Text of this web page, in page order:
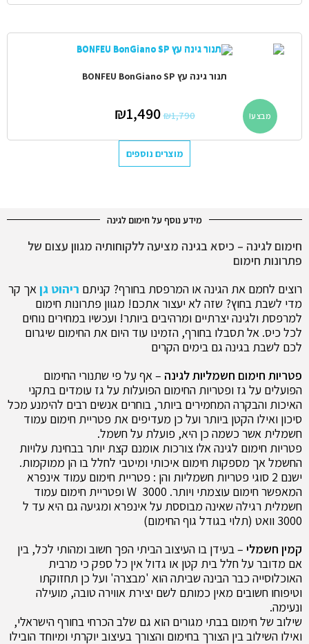
מבצע!
תנור גינה עץ BONFEU BonGiano SP
₪1,790
₪1,490
מוצרים נוספים
מידע נוסף על חימום לגינה
חימום לגינה – כיסא בגינה מציעה ללקוחותיה מגוון עצום של
פתרונות חימום
רוצים לחמם את הגינה או המרפסת בחורף? קניתם ריהוט גן אך קר
מדי לשבת בחוץ? שזה לא יעצור אתכם! מגוון פתרונות חימום
למרפסת ולגינה יצרתיים ומרהיבים ביותר! ועכשיו במחירים נוחים
לכל כיס. אל תסבלו בחורף, הזמינו עוד היום את החימום שיגרום
לכם לשבת בגינה גם בימים הקרים
פטריות חימום חשמליות לגינה – אף על פי שתנורי החימום
הפועלים על גז ופטריות החימום הפועלות על גז עומדים בתקני
האיכות והבקרה המחמירים ביותר, בוחרים אנשים רבים להימנע מכל
סיכון ואילו הקטן ביותר ועל כן מעדיפים את פטריית חימום עמוד
חשמלית אשר כשמה כן היא, פועלת על חשמל.
פטריות חימום לגינה אלו צורכות אומנם קצת יותר בבחינת עלויות
החשמל אך מספקות חימום איכותי ומיטבי לחלל בו הן ממוקמות.
ישנם 2 סוגי פטריות חשמליות והן : פטריית חימום עמוד אינפרא
המאפשר חימום עוצמתי ויותר. W 3000 ופטריית חימום עמוד
חשמלית רגילה שאינה מבוססת על אינפרא ומגיעה גם היא עד ל
3000 וואט (תלוי בגודל גוף החימום)
קמין חשמלי – בעידן בו העיצוב הביתי הפך חשוב ומהותי לכל, בין
אם מדובר על חלל בית קטן או גדול אין כל ספק כי מרבית
האוכלוסייה כבר הבינה שביתה הוא 'מבצרה' ועל כן תחזוקתו
וטיפוחו חשובים מאין כמותם לשם יצירת אווירה טובה, מועילה
ונעימה.
שילוב של חימום בבתי מגורים הוא גם שלב הכרחי בחורף הישראלי,
ואילו השילוב בין הצורך בחימום והצורך בעיצוב יוקרתי ומיוחד הובילו